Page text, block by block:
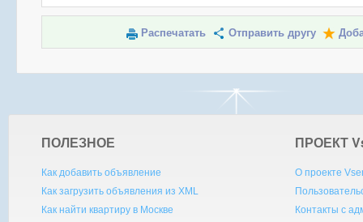
Распечатать Отправить другу
ПОЛЕЗНОЕ
Как добавить объявление
Как загрузить объявления из XML
Как найти квартиру в Москве
ПРОЕКТ V
О проекте
Контакты с